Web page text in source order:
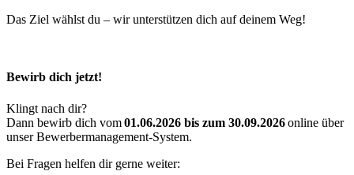
Das Ziel wählst du – wir unterstützen dich auf deinem Weg!
Bewirb dich jetzt!
Klingt nach dir?
Dann bewirb dich vom01.06.2026 bis zum 30.09.2026online über
unser Bewerbermanagement-System.
Bei Fragen helfen dir gerne weiter: